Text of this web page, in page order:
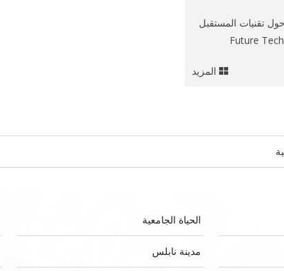
تقنيات المستقبل
المزيد
الحياة الجامعية
مدينة نابلس